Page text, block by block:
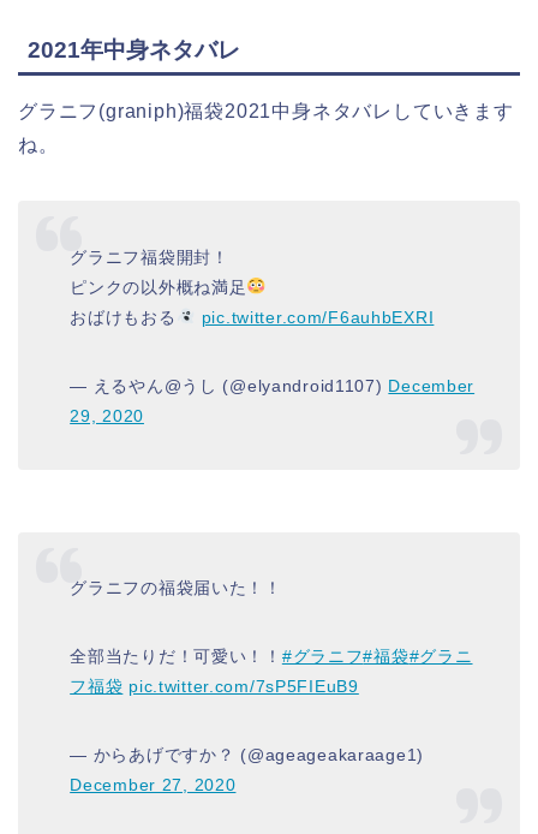
2021年中身ネタバレ
グラニフ(graniph)福袋2021中身ネタバレしていきます
ね。
グラニフ福袋開封！
ピンクの以外概ね満足
おばけもおる
pic.twitter.com/F6auhbEXRI
— えるやん@うし (@elyandroid1107) December
29, 2020
グラニフの福袋届いた！！
全部当たりだ！可愛い！！ #グラニフ#福袋#グラニ
フ福袋 pic.twitter.com/7sP5FIEuB9
— からあげですか？ (@ageageakaraage1)
December 27, 2020